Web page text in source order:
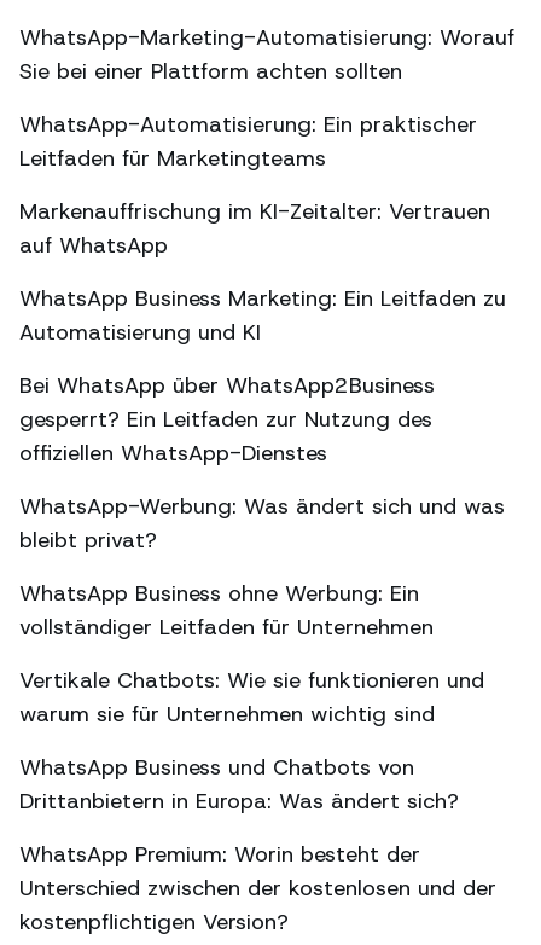
WhatsApp-Marketing-Automatisierung: Worauf
Sie bei einer Plattform achten sollten
WhatsApp-Automatisierung: Ein praktischer
Leitfaden für Marketingteams
Markenauffrischung im KI-Zeitalter: Vertrauen
auf WhatsApp
WhatsApp Business Marketing: Ein Leitfaden zu
Automatisierung und KI
Bei WhatsApp über WhatsApp2Business
gesperrt? Ein Leitfaden zur Nutzung des
offiziellen WhatsApp-Dienstes
WhatsApp-Werbung: Was ändert sich und was
bleibt privat?
WhatsApp Business ohne Werbung: Ein
vollständiger Leitfaden für Unternehmen
Vertikale Chatbots: Wie sie funktionieren und
warum sie für Unternehmen wichtig sind
WhatsApp Business und Chatbots von
Drittanbietern in Europa: Was ändert sich?
WhatsApp Premium: Worin besteht der
Unterschied zwischen der kostenlosen und der
kostenpflichtigen Version?